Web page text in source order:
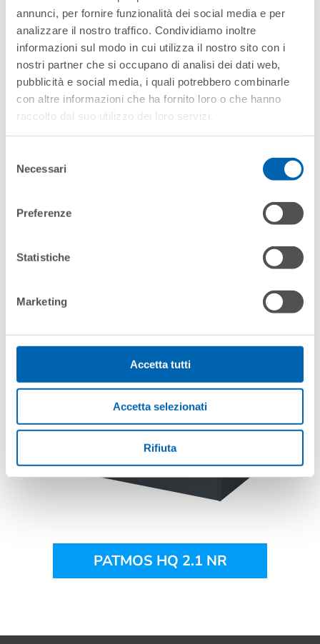
annunci, per fornire funzionalità dei social media e per
analizzare il nostro traffico. Condividiamo inoltre
informazioni sul modo in cui utilizza il nostro sito con i
nostri partner che si occupano di analisi dei dati web,
pubblicità e social media, i quali potrebbero combinarle
con altre informazioni che ha fornito loro o che hanno
raccolto dal suo utilizzo dei loro servizi.
delNecessari
Preferenze
Statistiche
Marketing
Accetta tutti
Accetta selezionati
Rifiuta
PATMOS HQ 2.1 CV
PATMOS HQ 2.1 MEAT
PATMOS HQ 2.1 NR